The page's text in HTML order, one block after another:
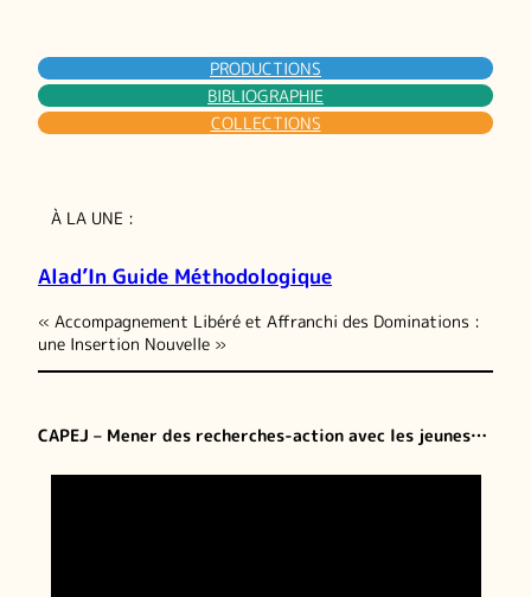
PRODUCTIONS
BIBLIOGRAPHIE
COLLECTIONS
À LA UNE :
Alad’In Guide Méthodologique
« Accompagnement Libéré et Affranchi des Dominations :
une Insertion Nouvelle »
CAPEJ – Mener des recherches-action avec les jeunes…